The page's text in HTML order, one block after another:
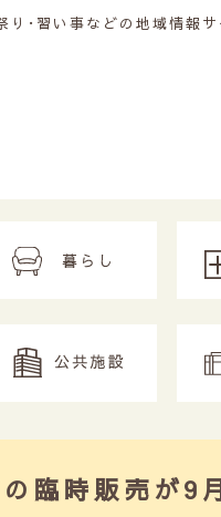
･習い事などの地域情報サ
臨時販売が9